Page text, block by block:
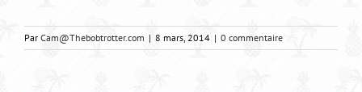
Par Cam@Thebobtrotter.com | 8 mars, 2014 | 0 commentaire